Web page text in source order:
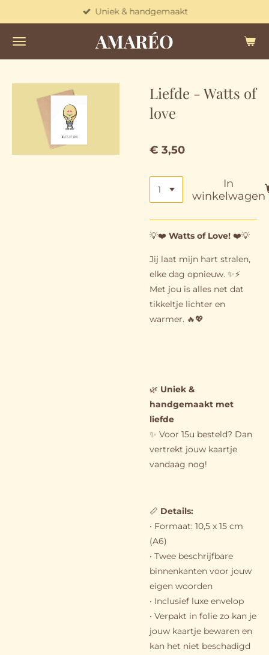
naar
de
AMARÉO
Uniek & handgemaakt
Liefde - Watts of
love
€ 3,50
In
winkelwagen
💡❤️ Watts of Love! ❤️💡
Jij laat mijn hart stralen,
elke dag opnieuw. ✨⚡
Met jou is alles net dat
tikkeltje lichter en
warmer. 🔥💖
🌿 Uniek &
handgemaakt met
liefde
✨ Voor 15u besteld? Dan
vertrekt jouw kaartje
vandaag nog!
📏 Details:
• Formaat: 10,5 x 15 cm
(A6)
• Twee beschrijfbare
binnenkanten voor jouw
eigen woorden
• Inclusief luxe envelop
• Verpakt in folie zo kan je
jouw kaartje bewaren en
kan het niet beschadigd